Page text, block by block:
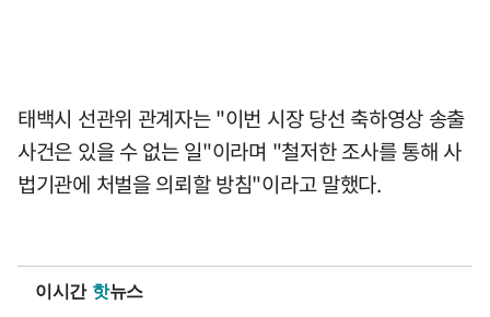
태백시 선관위 관계자는 "이번 시장 당선 축하영상 송출
사건은 있을 수 없는 일"이라며 "철저한 조사를 통해 사
법기관에 처벌을 의뢰할 방침"이라고 말했다.
이시간 핫뉴스